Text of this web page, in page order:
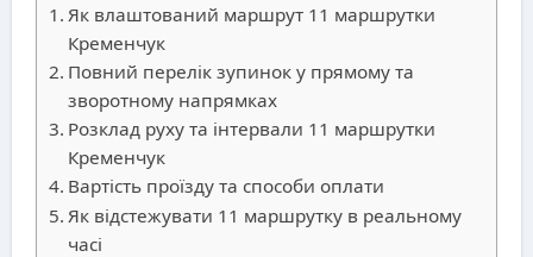
Як влаштований маршрут 11 маршрутки
Кременчук
Повний перелік зупинок у прямому та
зворотному напрямках
Розклад руху та інтервали 11 маршрутки
Кременчук
Вартість проїзду та способи оплати
Як відстежувати 11 маршрутку в реальному
часі